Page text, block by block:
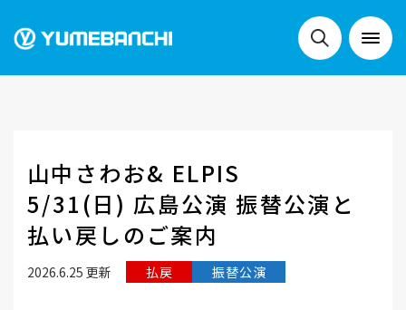
LIVE
SCHEDULE
山中さわお& ELPIS
5/31(日) 広島公演 振替公演と
払い戻しのご案内
2026.6.25 更新 払戻 振替公演